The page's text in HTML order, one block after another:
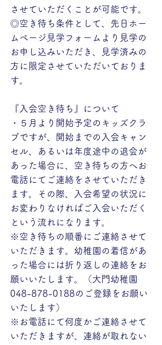
させていただくことが可能です。
◎空き待ち条件として、先日ホー
ムページ見学フォームより見学の
お申し込みいただき、見学済みの
方に限定させていただいておりま
す。
『入会空き待ち』について
・５月より開始予定のキッズクラ
ブですが、開始までの入会キャン
セル、あるいは年度途中の退会が
あった場合に、空き待ちの方へお
電話にてご連絡をさせていただき
ます。その際、入会希望の状況に
お変わりなければご入会いただく
という流れになります。
※空き待ちの順番にご連絡させて
いただきます。幼稚園の着信があ
った場合には折り返しの連絡をお
願いいたします。（大門幼稚園
048-878-0188のご登録をお願い
いたします）
※お電話にて何度かご連絡させて
いただきますが、連絡が取れない